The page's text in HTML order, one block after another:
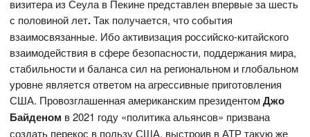
визитера из Сеула в Пекине представлен впервые за шесть
с половиной лет.Так получается, что события
взаимосвязанные. Ибо активизация российско-китайского
взаимодействия в сфере безопасности, поддержания мира,
стабильности и баланса сил на региональном и глобальном
уровне является ответом на агрессивные приготовления
США. Провозглашенная американским президентомДжо
Байденом в 2021 году «политика альянсов» призвана
создать перекос в пользу США, выстроив в АТР такую же